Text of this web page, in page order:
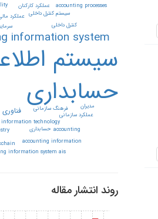
سيستم
حسابداري
information system
information technology
حسابداري
فرهنگ سازماني
كنترل داخلي
سيستم كنترل داخلي
عملكرد سازماني
عملكرد كاركنان
عملكرد
مديران
accounting
accounting information
information system ais
accounting processes
روند انتشار مقاله